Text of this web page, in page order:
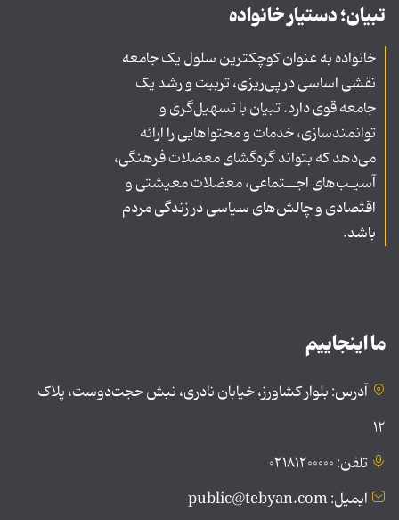
تبیان؛ دستیار خانواده
خانواده به عنوان کوچکترین سلول یک جامعه
نقشی اساسی در پی‌ریزی، تربیت و رشد یک
جامعه قوی دارد. تبیان با تسهیل‌گری و
توانمندسازی، خدمات و محتواهایی را ارائه
می‌دهد که بتواند گره‌گشای معضلات فرهنگی،
آسیـب‌های اجــتماعی، معضلات معیشتی و
اقتصادی و چالش‌های سیاسی در زندگی مردم
باشد.
ما اینجاییم
آدرس: بلوار کشاورز، خیابان نادری، نبش حجت‌دوست، پلاک
۱۲
تلفن: ۰۲۱۸۱۲۰۰۰۰۰
ایمیل: public@tebyan.com